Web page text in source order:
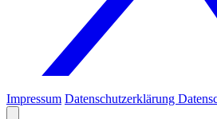
Impressum Datenschutzerklärung